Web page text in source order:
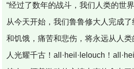
“经过了数年的战斗，我们人类的世
从今天开始，我们鲁鲁修大人完成
和饥饿，痛苦和悲伤，将永远从人
人光耀千古！all·heil·lelouch！